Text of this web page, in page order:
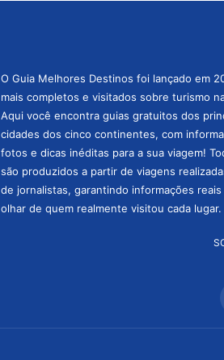
O Guia Melhores Destinos foi lançado em
mais completos e visitados sobre turismo
Aqui você encontra guias gratuitos dos
cidades dos cinco continentes, com
fotos e dicas inéditas para a sua viagem!
são produzidos a partir de viagens
de jornalistas, garantindo informações
olhar de quem realmente visitou cada lugar.